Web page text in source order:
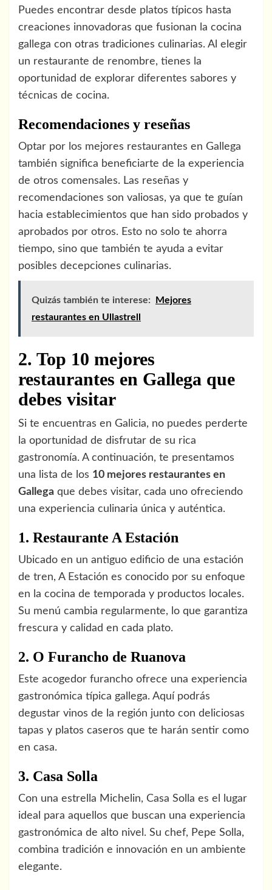
Puedes encontrar desde platos típicos hasta
creaciones innovadoras que fusionan la cocina
gallega con otras tradiciones culinarias. Al elegir
un restaurante de renombre, tienes la
oportunidad de explorar diferentes sabores y
técnicas de cocina.
Recomendaciones y reseñas
Optar por los mejores restaurantes en Gallega
también significa beneficiarte de la experiencia
de otros comensales. Las reseñas y
recomendaciones son valiosas, ya que te guían
hacia establecimientos que han sido probados y
aprobados por otros. Esto no solo te ahorra
tiempo, sino que también te ayuda a evitar
posibles decepciones culinarias.
Quizás también te interese:
Mejores
restaurantes en Ullastrell
2. Top 10 mejores
restaurantes en Gallega que
debes visitar
Si te encuentras en Galicia, no puedes perderte
la oportunidad de disfrutar de su rica
gastronomía. A continuación, te presentamos
una lista de los 10 mejores restaurantes en
Gallega que debes visitar, cada uno ofreciendo
una experiencia culinaria única y auténtica.
1. Restaurante A Estación
Ubicado en un antiguo edificio de una estación
de tren, A Estación es conocido por su enfoque
en la cocina de temporada y productos locales.
Su menú cambia regularmente, lo que garantiza
frescura y calidad en cada plato.
2. O Furancho de Ruanova
Este acogedor furancho ofrece una experiencia
gastronómica típica gallega. Aquí podrás
degustar vinos de la región junto con deliciosas
tapas y platos caseros que te harán sentir como
en casa.
3. Casa Solla
Con una estrella Michelin, Casa Solla es el lugar
ideal para aquellos que buscan una experiencia
gastronómica de alto nivel. Su chef, Pepe Solla,
combina tradición e innovación en un ambiente
elegante.